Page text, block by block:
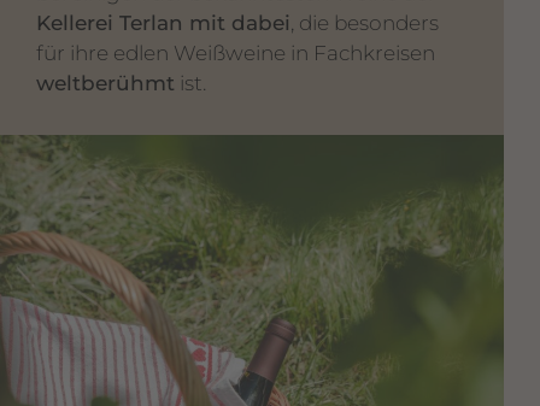
Kellerei Terlan mit dabei, die besonders
für ihre edlen Weißweine in Fachkreisen
weltberühmt ist.